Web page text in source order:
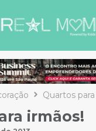
Quartos
irmãos!